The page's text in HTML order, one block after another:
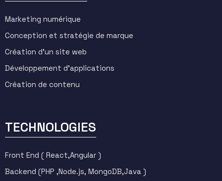
Marketing numérique
Conception et stratégie de marque
Création d'un site web
Développement d'applications
Création de contenu
TECHNOLOGIES
Front End ( React,Angular )
Backend (PHP ,Node.js, MongoDB,Java )